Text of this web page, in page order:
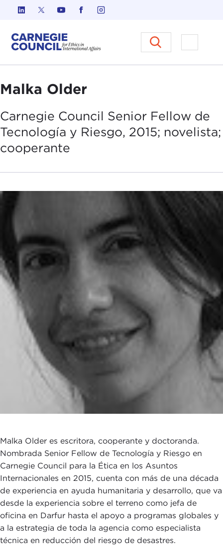
Ir al contenido
Carnegie Council sobre Ética
Abrir el
Malka Older
Carnegie Council Senior Fellow de
Tecnología y Riesgo, 2015; novelista;
cooperante
Malka Older es escritora, cooperante y doctoranda.
Nombrada Senior Fellow de Tecnología y Riesgo en
Carnegie Council para la Ética en los Asuntos
Internacionales en 2015, cuenta con más de una década
de experiencia en ayuda humanitaria y desarrollo, que va
desde la experiencia sobre el terreno como jefa de
oficina en Darfur hasta el apoyo a programas globales y
a la estrategia de toda la agencia como especialista
técnica en reducción del riesgo de desastres.